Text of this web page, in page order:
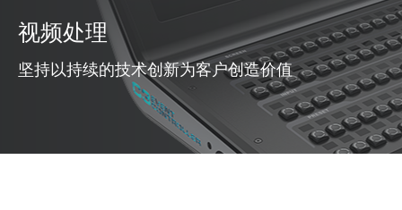
视频处理
坚持以持续的技术创新为客户创造价值